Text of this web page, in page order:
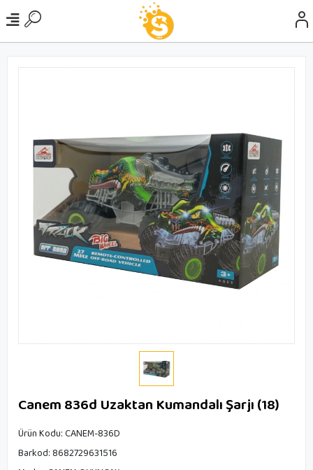
Canem 836d Uzaktan Kumandalı Şarjı (18)
Ürün Kodu:CANEM-836D
Barkod:8682729631516